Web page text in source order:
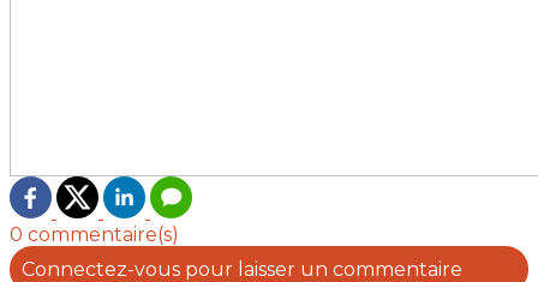
0 commentaire(s)
Connectez-vous pour laisser un commentaire